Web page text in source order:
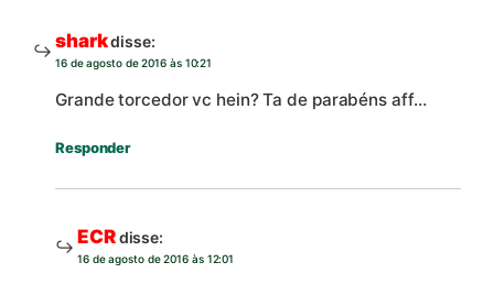
sharkdisse:
16 de agosto de 2016 às 10:21
Grande torcedor vc hein? Ta de parabéns aff…
Responder
ECRdisse:
16 de agosto de 2016 às 12:01